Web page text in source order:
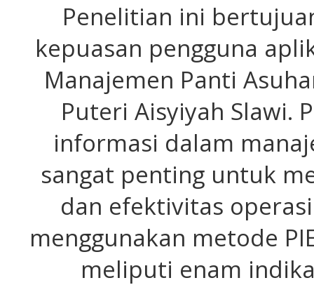
Penelitian ini
kepuasan pengguna
Manajemen Panti
Puteri Aisyiyah Slawi.
informasi dalam
sangat penting untuk
dan efektivitas
menggunakan metode
meliputi enam